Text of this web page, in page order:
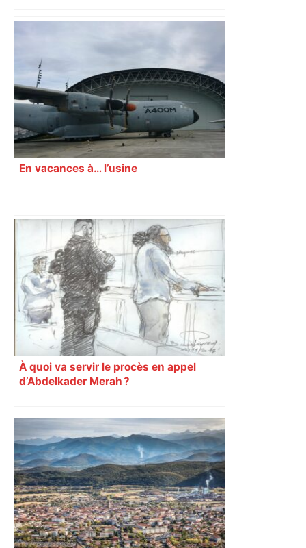
du CHU de Toulouse – Sud Radio
En vacances à… l’usine
À quoi va servir le procès en appel
d’Abdelkader Merah ?